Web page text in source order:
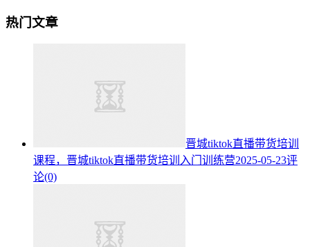
热门文章
晋城tiktok直播带货培训
课程，晋城tiktok直播带货培训入门训练营2025-05-23评
论(0)